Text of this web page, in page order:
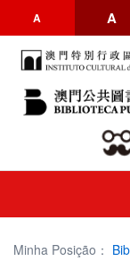
A A
Minha Posição：